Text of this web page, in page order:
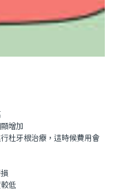
增加
杜牙根治療，這時候費用會
低